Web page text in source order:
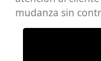
mudanza sin